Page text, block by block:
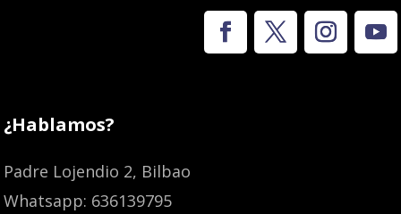
¿Hablamos?
Padre Lojendio 2, Bilbao
Whatsapp: 636139795